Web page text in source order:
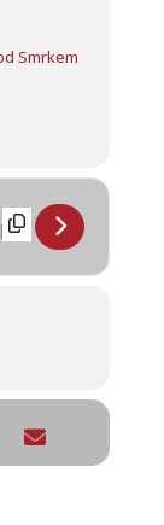
Smrkem
2026 /
- Noc